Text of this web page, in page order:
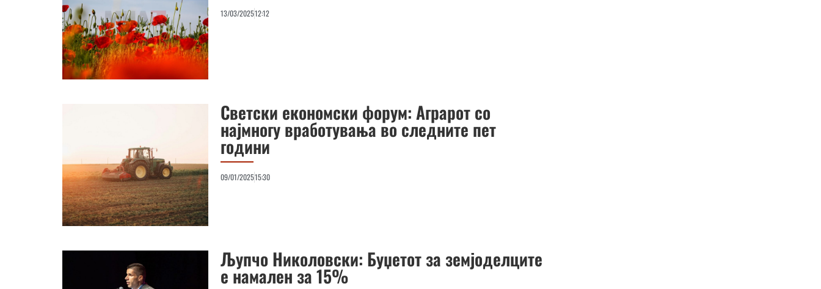
13/03/202512:12
Светски економски форум: Аграрот со
најмногу вработувања во следните пет
години
09/01/202515:30
Љупчо Николовски: Буџетот за земјоделците
е намален за 15%